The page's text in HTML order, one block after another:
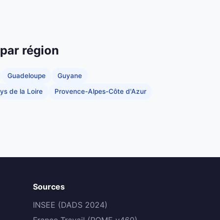
région
Guadeloupe Guyane
de la Loire Provence-Alpes-Côte d'Azur
Sources
INSEE (DADS 2024)